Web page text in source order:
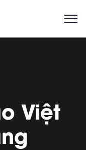
Việt